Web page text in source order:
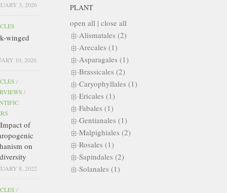
PLANT
open all | close all
Alismatales (2)
Arecales (1)
Asparagales (1)
Brassicales (2)
Caryophyllales (1)
Ericales (1)
Fabales (1)
Gentianales (1)
Malpighiales (2)
Rosales (1)
Sapindales (2)
Solanales (1)
3, 2026
winged
10, 2026
/
/
of
on
8, 2022
/